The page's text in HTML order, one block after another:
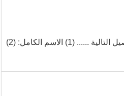
هل تحتاج إلى قرض بسعر فائدة 3٪ لدفع فواتيرها أو البدء يرجى الاتصال بشركة شافي المالية مع التفاصيل التالية ...... (1) الاسم الكامل: (2)